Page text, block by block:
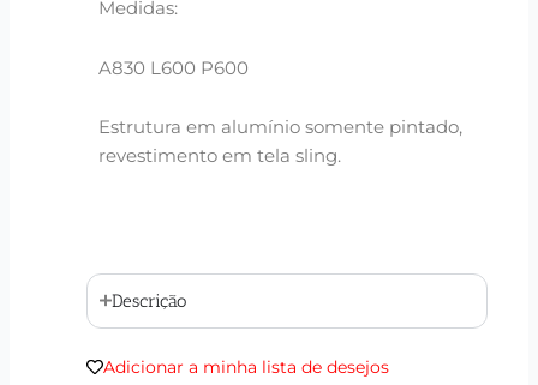
Medidas:
A830 L600 P600
Estrutura em alumínio somente pintado,
revestimento em tela sling.
Descrição
Adicionar a minha lista de desejos